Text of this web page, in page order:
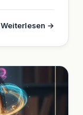
Weiterlesen →